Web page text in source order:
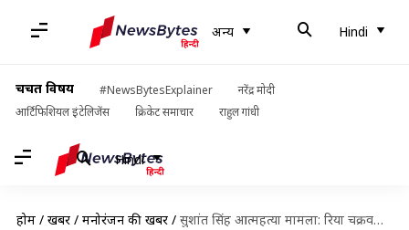
अन्य Hindi
चर्चित विषय #NewsBytesExplainer
नरेंद्र मोदी
आर्टिफिशियल इंटेलिजेंस
क्रिकेट समाचार राहुल गांधी
Hindi
होम / खबरें / मनोरंजन की खबरें / सुशांत सिंह आत्महत्या मामला: रिया चक्रवर्ती ने जारी किया वीडियो, कहा- न्याय मिलने का भरोसा